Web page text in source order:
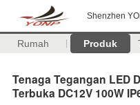
Shenzhen
Rumah Produk
Tenaga Tegangan LED
Terbuka DC12V 100W